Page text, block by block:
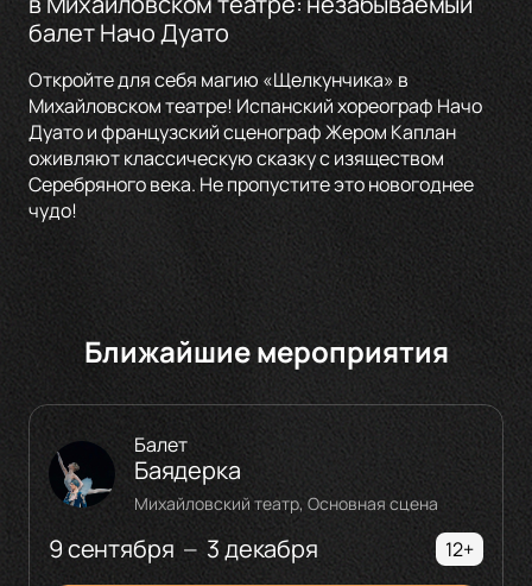
балет Начо Дуато
Откройте для себя магию «Щелкунчика» в
Михайловском театре! Испанский хореограф Начо
Дуато и французский сценограф Жером Каплан
оживляют классическую сказку с изяществом
Серебряного века. Не пропустите это новогоднее
чудо!
Ближайшие мероприятия
9 сентября — 3 декабря
Балет
Баядерка
Михайловский театр, Основная сцена
12+